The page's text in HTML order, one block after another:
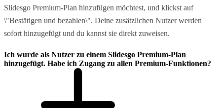
Slidesgo Premium-Plan hinzufügen möchtest, und klickst auf
\"Bestätigen und bezahlen\". Deine zusätzlichen Nutzer werden
sofort hinzugefügt und du kannst sie direkt zuweisen.
Ich wurde als Nutzer zu einem Slidesgo Premium-Plan
hinzugefügt. Habe ich Zugang zu allen Premium-Funktionen?